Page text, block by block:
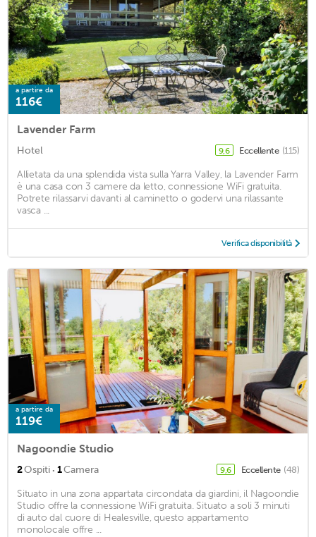
a partire da
116€
Lavender Farm
Hotel 9,6 Eccellente (115)
Allietata da una splendida vista sulla Yarra Valley, la Lavender Farm
è una casa con 3 camere da letto, connessione WiFi gratuita.
Potrete rilassarvi davanti al caminetto o godervi una rilassante
vasca ...
Verifica disponibilità
a partire da
119€
Nagoondie Studio
2Ospiti · 1Camera 9,6 Eccellente (48)
Situato in una zona appartata circondata da giardini, il Nagoondie
Studio offre la connessione WiFi gratuita. Situato a soli 3 minuti
di auto dal cuore di Healesville, questo appartamento
monolocale offre ...